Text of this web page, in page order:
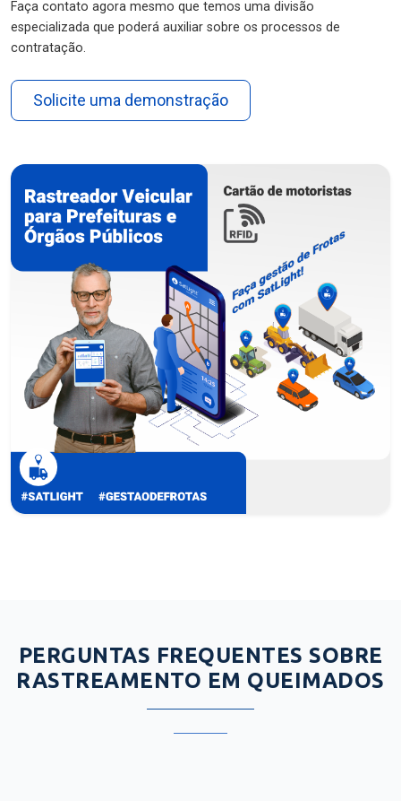
Faça contato agora mesmo que temos uma divisão
especializada que poderá auxiliar sobre os processos de
contratação.
Solicite uma demonstração
PERGUNTAS FREQUENTES SOBRE
RASTREAMENTO EM QUEIMADOS